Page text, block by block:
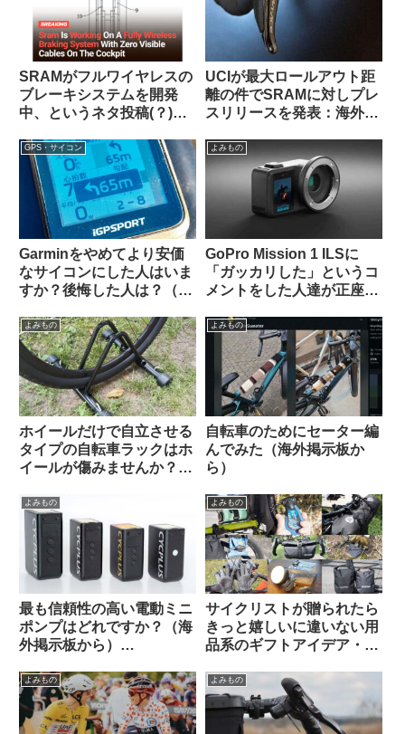
SRAMがフルワイヤレスの
ブレーキシステムを開発
中、というネタ投稿(？)に
の反応【おもしろコメン
ト】
UCIが最大ロールアウト距
離の件でSRAMに対しプレ
スリリースを発表：海外サ
GPS・サイコン
Garminをやめてより安価
なサイコンにした人はいま
すか？後悔した人は？（海
iGPSportの最新評価】
よみもの
GoPro Mission 1 ILSに
「ガッカリした」というコ
メントをした人達が正座さ
ッドを海外掲示板で発見
よみもの
ホイールだけで自立させる
タイプの自転車ラックはホ
イールが傷みませんか？
から）Felgenkiller
よみもの
自転車のためにセーター編
んでみた（海外掲示板か
ら）
よみもの
最も信頼性の高い電動ミニ
ポンプはどれですか？（海
外掲示板から）
Silca / Fanttik / Trek /
Fumpa Pumpa】
よみもの
サイクリストが贈られたら
きっと嬉しいに違いない用
品系のギフトアイデア・お
のあるものから】
よみもの よみもの